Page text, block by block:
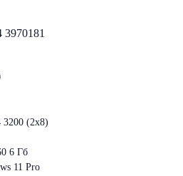
3200 (2x8)
6 Гб
11 Pro